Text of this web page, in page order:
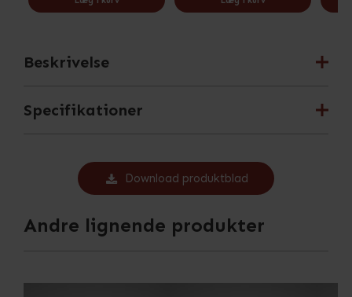
Beskrivelse
Specifikationer
Download produktblad
Andre lignende produkter